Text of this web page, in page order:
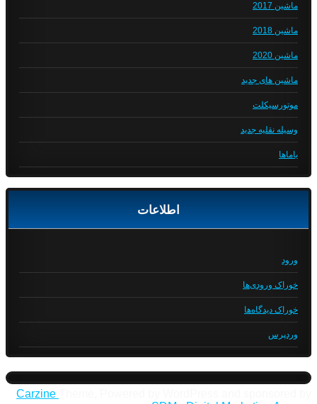
ماشین 2017
ماشین 2018
ماشین 2020
ماشین های جدید
موتورسیکلت
وسیله نقلیه جدید
یاماها
اطلاعات
ورود
خوراک ورودی‌ها
خوراک دیدگاه‌ها
وردپرس
Carzine